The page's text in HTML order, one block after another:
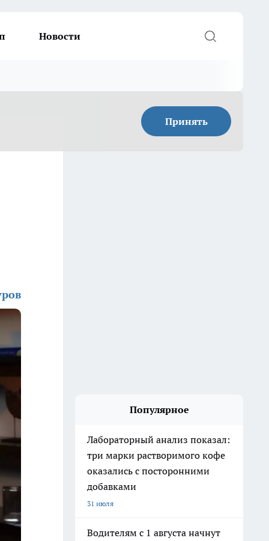
Новости
Принять
Популярное
Лабораторный анализ показал:
три марки растворимого кофе
оказались с посторонними
добавками
31 июля
Водителям с 1 августа начнут